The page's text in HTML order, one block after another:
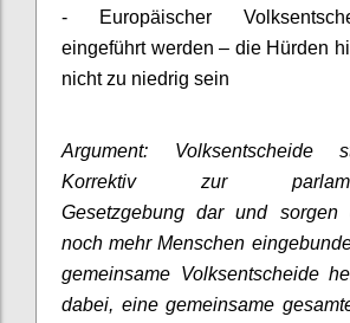
- Europäischer
eingeführt werden – die Hürden
nicht zu niedrig sein
Argument: Volksentscheide
Korrektiv zur
Gesetzgebung dar und sorgen
noch mehr Menschen
gemeinsame Volksentscheide
dabei, eine gemeinsame